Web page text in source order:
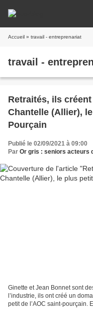
Accueil » travail - entreprenariat
travail -
Retraités, ils
Chantelle (Allier),
Pourçain
Publié le 02/09/2021 à 09:00
Par Or gris : seniors acteurs des
Ginette et Jean Bonnet sont
l’industrie, ils ont créé un
petit de l’AOC saint-pourçain.